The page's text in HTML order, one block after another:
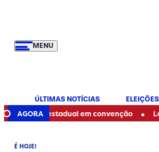
MENU
ÚLTIMAS NOTÍCIAS
AGORA
estadual em convenção • Lotomania
É HOJE!